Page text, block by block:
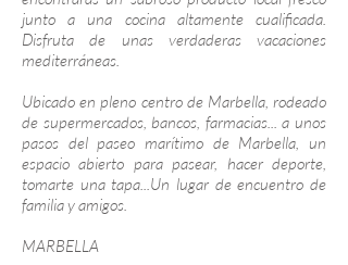
junto a una cocina altamente cualificada.
Disfruta de unas verdaderas vacaciones
mediterráneas.
Ubicado en pleno centro de Marbella, rodeado
de supermercados, bancos, farmacias... a unos
pasos del paseo marítimo de Marbella, un
espacio abierto para pasear, hacer deporte,
tomarte una tapa...Un lugar de encuentro de
familia y amigos.
MARBELLA